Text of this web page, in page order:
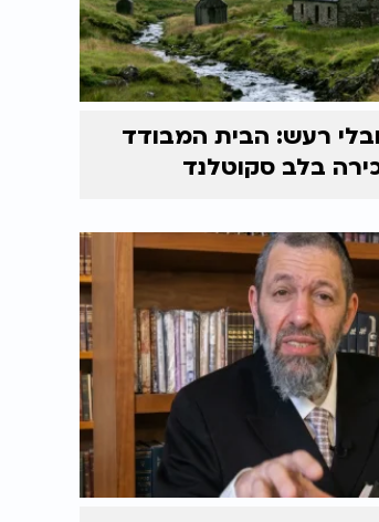
רעש: הבית המבודד
בלב סקוטלנד